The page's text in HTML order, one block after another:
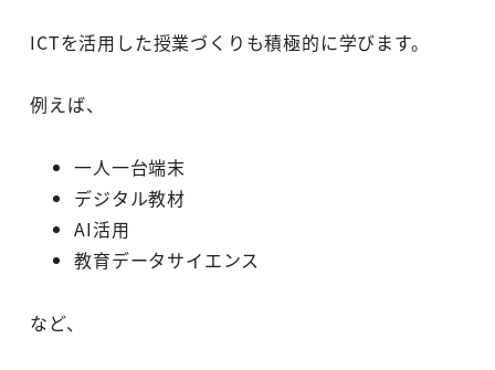
ICTを活用した授業づくりも積極的に学びます。
例えば、
一人一台端末
デジタル教材
AI活用
教育データサイエンス
など、